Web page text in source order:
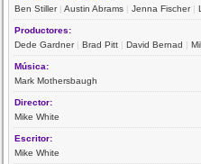
Ben Stiller|Austin Abrams |Jenna Fischer|
Productores:
Dede Gardner|Brad Pitt |David Bernad |
Música:
Mark Mothersbaugh
Director:
Mike White
Escritor:
Mike White